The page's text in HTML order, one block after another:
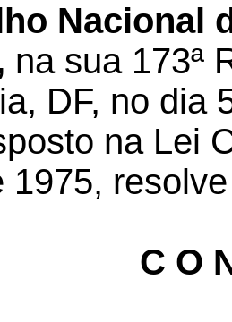
Nacional
na sua 173ª
DF, no dia
na Lei
1975,
C O